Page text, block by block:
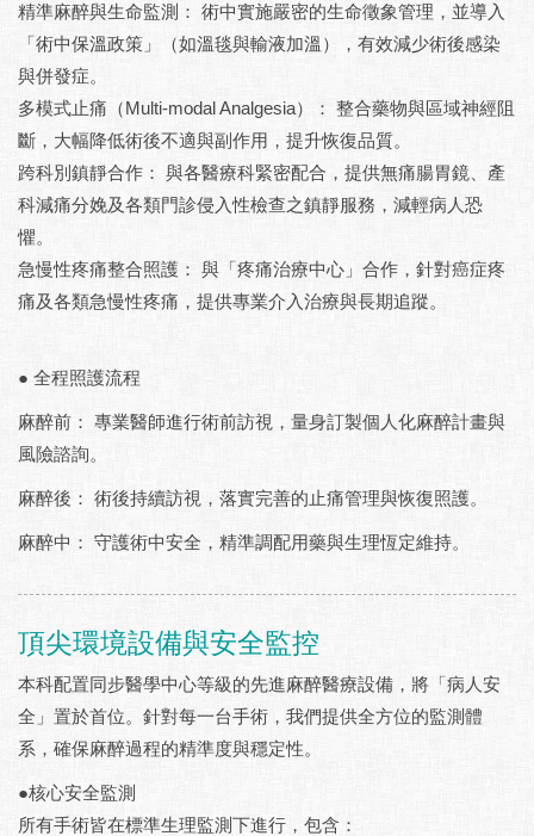
精準麻醉與生命監測： 術中實施嚴密的生命徵象管理，並導入
「術中保溫政策」（如溫毯與輸液加溫），有效減少術後感染
與併發症。
多模式止痛（Multi-modal Analgesia）： 整合藥物與區域神經阻
斷，大幅降低術後不適與副作用，提升恢復品質。
跨科別鎮靜合作： 與各醫療科緊密配合，提供無痛腸胃鏡、產
科減痛分娩及各類門診侵入性檢查之鎮靜服務，減輕病人恐
懼。
急慢性疼痛整合照護： 與「疼痛治療中心」合作，針對癌症疼
痛及各類急慢性疼痛，提供專業介入治療與長期追蹤。
● 全程照護流程
麻醉前： 專業醫師進行術前訪視，量身訂製個人化麻醉計畫與
風險諮詢。
麻醉後： 術後持續訪視，落實完善的止痛管理與恢復照護。
麻醉中： 守護術中安全，精準調配用藥與生理恆定維持。
頂尖環境設備與安全監控
本科配置同步醫學中心等級的先進麻醉醫療設備，將「病人安
全」置於首位。針對每一台手術，我們提供全方位的監測體
系，確保麻醉過程的精準度與穩定性。
●核心安全監測
所有手術皆在標準生理監測下進行，包含：